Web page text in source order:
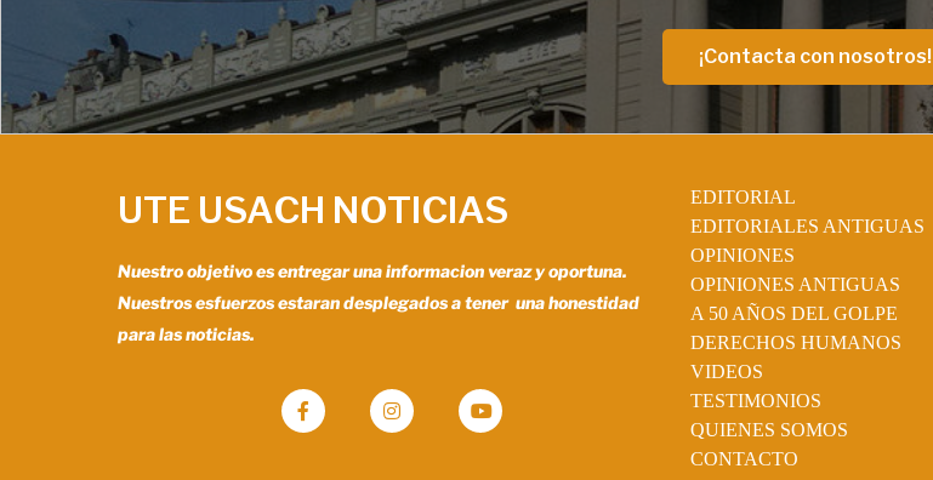
¡Contacta con nosotros!
UTE USACH NOTICIAS
Nuestro objetivo es entregar una informacion veraz y oportuna.
Nuestros esfuerzos estaran desplegados a tener una honestidad
para las noticias.
EDITORIAL
EDITORIALES ANTIGUAS
OPINIONES
OPINIONES ANTIGUAS
A 50 AÑOS DEL GOLPE
DERECHOS HUMANOS
VIDEOS
TESTIMONIOS
QUIENES SOMOS
CONTACTO